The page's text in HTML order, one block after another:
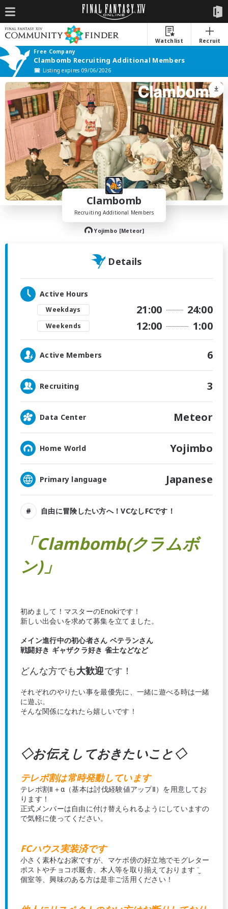
Watchlist
Recruit
Free Company
Clambomb Recruiting Additional Members
Listing expires 09/06/2026
Clambomb
Recruiting Additional Members
Yojimbo [Meteor]
Details
Active Hours
Weekdays 21:00 24:00
Weekends 12:00 1:00
Active Members 6
Recruiting 3
Data Center Meteor
Home World Yojimbo
Primary language Japanese
自由に冒険したい方へ！VCなしFCです！
「Clambomb(クラムボ
ン)」
初めまして！マスターのEnokiです！
新しい出会いを求めて募集を立てました。
メイン進行中の初心者さん ベテランさん
戦闘好き ギャザクラ好き 雀士などなど
どんな方でも大歓迎です！
それぞれのやりたい事を最優先に、一緒に遊べる時は一緒
に遊ぶ。
そんな関係になれたら嬉しいです！
◇お伝えしておきたいこと◇
テレポ割は常時発動しています
テレポ割Ⅱ＋α（基本は討伐経験値アップⅡ）を用意してお
ります！
正式メンバーは自由に付け替えられるようにしていますの
で気軽に使ってください。
FCハウス実装済です
小さく素朴なお家ですが、マケボ傍の好立地でモグレター
ポストやチョコボ厩舎、木人等を取り揃えております‪ ¨̮
個室等、興味のある方は是非ご活用ください！